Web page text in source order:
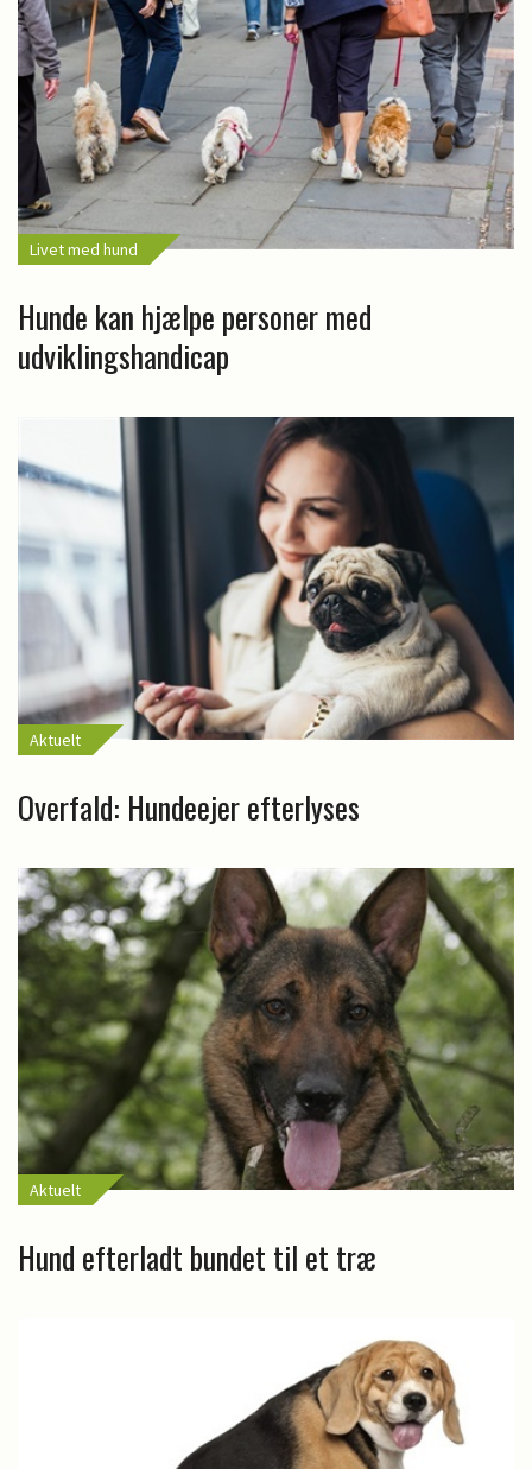
Livet med hund
Hunde kan hjælpe personer med
udviklingshandicap
Aktuelt
Overfald: Hundeejer efterlyses
Aktuelt
Hund efterladt bundet til et træ